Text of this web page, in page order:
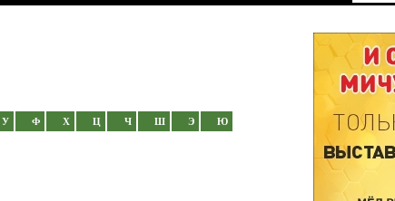
У Ф Х Ц Ч Ш Э Ю